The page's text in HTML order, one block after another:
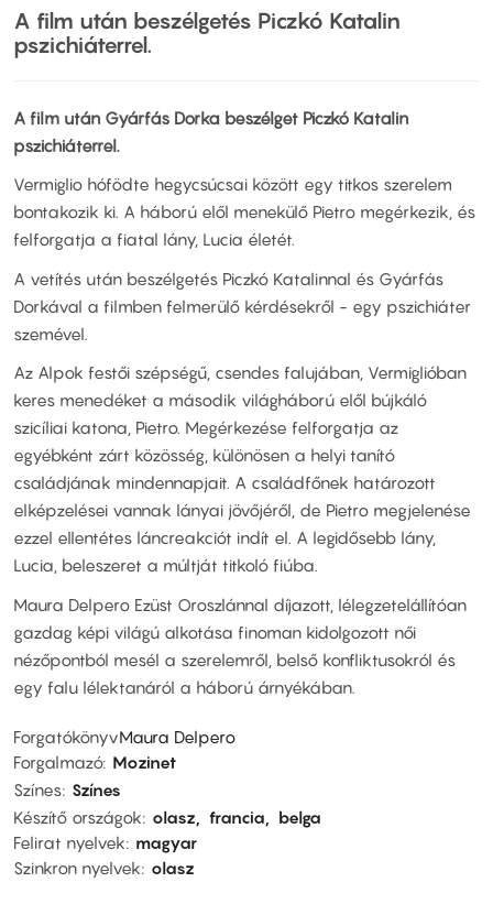
A film után beszélgetés Piczkó Katalin
pszichiáterrel.
A film után Gyárfás Dorka beszélget Piczkó Katalin
pszichiáterrel.
Vermiglio hófödte hegycsúcsai között egy titkos szerelem
bontakozik ki. A háború elől menekülő Pietro megérkezik, és
felforgatja a fiatal lány, Lucia életét.
A vetítés után beszélgetés Piczkó Katalinnal és Gyárfás
Dorkával a filmben felmerülő kérdésekről - egy pszichiáter
szemével.
Az Alpok festői szépségű, csendes falujában, Vermiglióban
keres menedéket a második világháború elől bújkáló
szicíliai katona, Pietro. Megérkezése felforgatja az
egyébként zárt közösség, különösen a helyi tanító
családjának mindennapjait. A családfőnek határozott
elképzelései vannak lányai jövőjéről, de Pietro megjelenése
ezzel ellentétes láncreakciót indít el. A legidősebb lány,
Lucia, beleszeret a múltját titkoló fiúba.
Maura Delpero Ezüst Oroszlánnal díjazott, lélegzetelállítóan
gazdag képi világú alkotása finoman kidolgozott női
nézőpontból mesél a szerelemről, belső konfliktusokról és
egy falu lélektanáról a háború árnyékában.
ForgatókönyvMaura Delpero
Forgalmazó Mozinet
Színes Színes
Készítő országok
olasz francia
belga
Felirat nyelvek
magyar
Szinkron nyelvek
olasz